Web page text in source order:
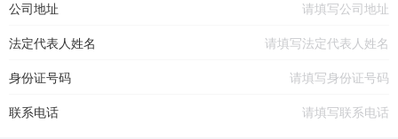
公司地址
法定代表人姓名
身份证号码
联系电话